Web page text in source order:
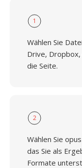
1
Wählen Sie
Drive,
die Seite.
2
Wählen Sie
das Sie als
Formate